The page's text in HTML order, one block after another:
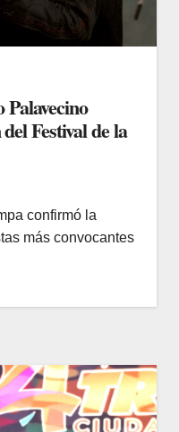
Festival de la
confirmó la
más convocantes